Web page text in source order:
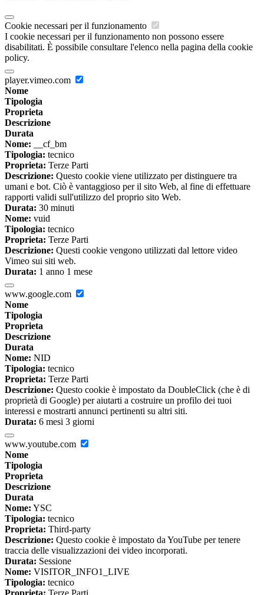
Cookie necessari per il funzionamento
I cookie necessari per il funzionamento non possono essere
disabilitati. È possibile consultare l'elenco nella pagina della cookie
policy.
player.vimeo.com
Nome
Tipologia
Proprieta
Descrizione
Durata
Nome: __cf_bm
Tipologia: tecnico
Proprieta: Terze Parti
Descrizione: Questo cookie viene utilizzato per distinguere tra
umani e bot. Ciò è vantaggioso per il sito Web, al fine di effettuare
rapporti validi sull'utilizzo del proprio sito Web.
Durata: 30 minuti
Nome: vuid
Tipologia: tecnico
Proprieta: Terze Parti
Descrizione: Questi cookie vengono utilizzati dal lettore video
Vimeo sui siti web.
Durata: 1 anno 1 mese
www.google.com
Nome
Tipologia
Proprieta
Descrizione
Durata
Nome: NID
Tipologia: tecnico
Proprieta: Terze Parti
Descrizione: Questo cookie è impostato da DoubleClick (che è di
proprietà di Google) per aiutarti a costruire un profilo dei tuoi
interessi e mostrarti annunci pertinenti su altri siti.
Durata: 6 mesi 3 giorni
www.youtube.com
Nome
Tipologia
Proprieta
Descrizione
Durata
Nome: YSC
Tipologia: tecnico
Proprieta: Third-party
Descrizione: Questo cookie è impostato da YouTube per tenere
traccia delle visualizzazioni dei video incorporati.
Durata: Sessione
Nome: VISITOR_INFO1_LIVE
Tipologia: tecnico